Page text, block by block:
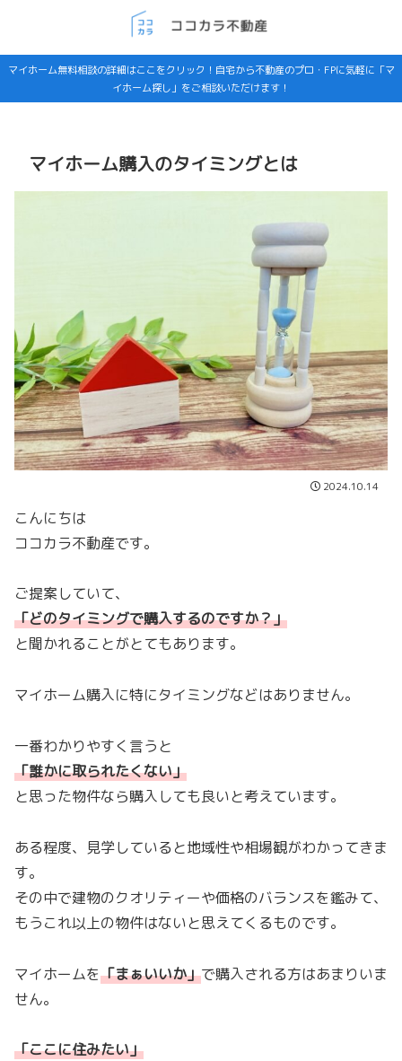
マイホーム無料相談の詳細はここをクリック！自宅から不動産のプロ・FPに気軽に「マ
イホーム探し」をご相談いただけます！
マイホーム購入のタイミングとは
2024.10.14
こんにちは
ココカラ不動産です。
ご提案していて、
「どのタイミングで購入するのですか？」
と聞かれることがとてもあります。
マイホーム購入に特にタイミングなどはありません。
一番わかりやすく言うと
「誰かに取られたくない」
と思った物件なら購入しても良いと考えています。
ある程度、見学していると地域性や相場観がわかってきま
す。
その中で建物のクオリティーや価格のバランスを鑑みて、
もうこれ以上の物件はないと思えてくるものです。
マイホームを「まぁいいか」で購入される方はあまりいま
せん。
「ここに住みたい」